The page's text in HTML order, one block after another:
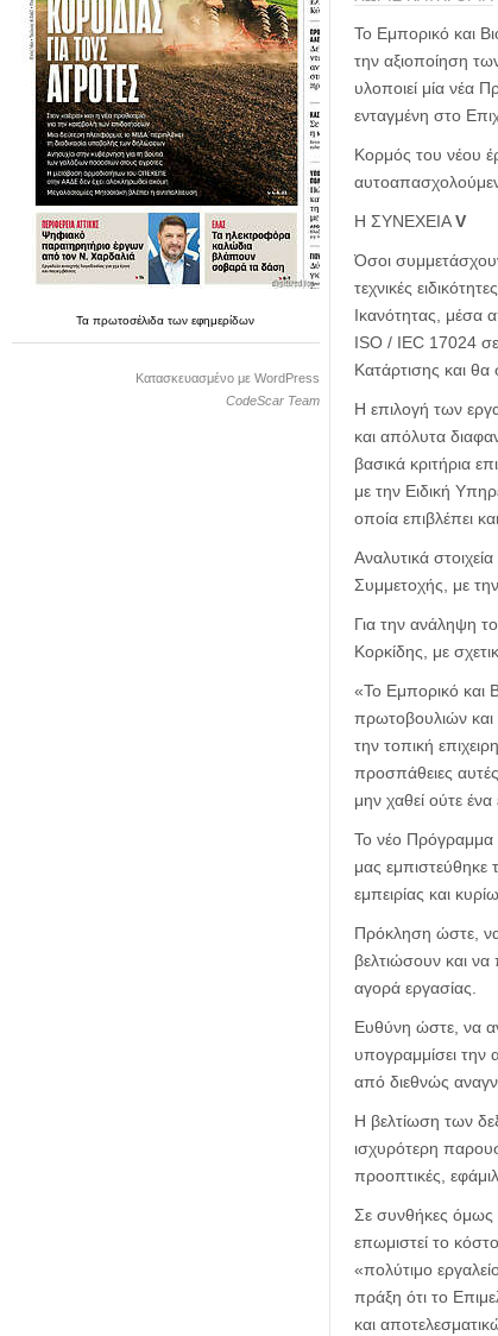
Ταπρωτοσέλιδατωνεφημερίδων
Κατασκευασμένο με WordPress
CodeScar Team
Το Εμπορικό και
την αξιοποίηση
υλοποιεί μία νέα
ενταγμένη στο
Κορμός του νέου
Η ΣΥΝΕΧΕΙΑV
Όσοι
τεχνικές
Ικανότητας, μέσα
ISO / IEC 17024
Κατάρτισης και θα
Η επιλογή των
και απόλυτα
βασικά κριτήρια
με την Ειδική
οποία επιβλέπει
Αναλυτικά
Συμμετοχής, με
Για την ανάληψη
Κορκίδης, με
«Το Εμπορικό και
πρωτοβουλιών και
την τοπική
προσπάθειες
μην χαθεί ούτε
Το νέο Πρόγραμμα
μας εμπιστεύθηκε
εμπειρίας και
Πρόκληση ώστε, να
βελτιώσουν και
αγορά εργασίας.
Ευθύνη ώστε, να
υπογραμμίσει την
από διεθνώς
Η βελτίωση των
ισχυρότερη
προοπτικές,
Σε συνθήκες όμως
επωμιστεί το
«πολύτιμο
πράξη ότι το
και